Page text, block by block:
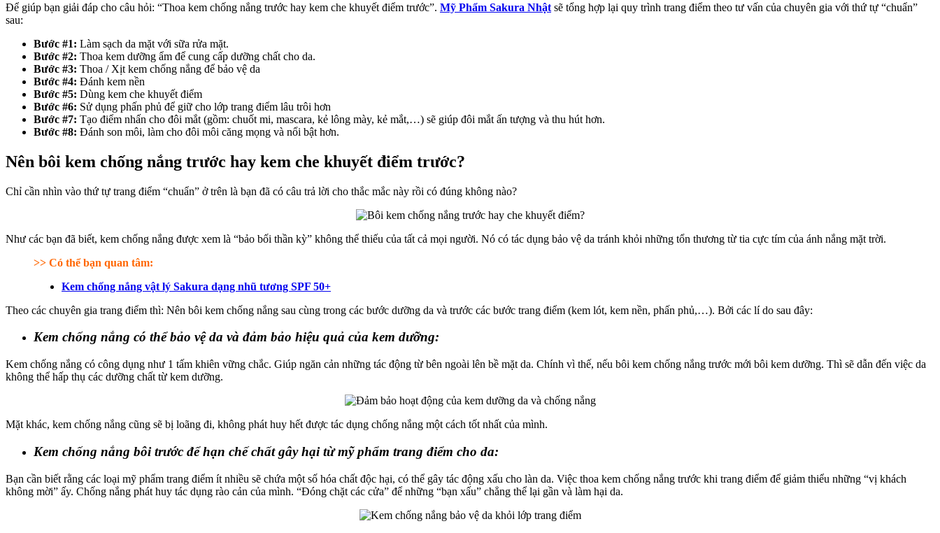
Để giúp bạn giải đáp cho câu hỏi: “Thoa kem chống nắng trước hay kem che khuyết điểm trước”. Mỹ Phẩm Sakura Nhật sẽ tổng hợp lại quy trình trang điểm theo tư vấn của chuyên gia với thứ tự “chuẩn”
sau:
Bước #1: Làm sạch da mặt với sữa rửa mặt.
Bước #2: Thoa kem dưỡng ẩm để cung cấp dưỡng chất cho da.
Bước #3: Thoa / Xịt kem chống nắng để bảo vệ da
Bước #4: Đánh kem nền
Bước #5: Dùng kem che khuyết điểm
Bước #6: Sử dụng phấn phủ để giữ cho lớp trang điểm lâu trôi hơn
Bước #7: Tạo điểm nhấn cho đôi mắt (gồm: chuốt mi, mascara, kẻ lông mày, kẻ mắt,…) sẽ giúp đôi mắt ấn tượng và thu hút hơn.
Bước #8: Đánh son môi, làm cho đôi môi căng mọng và nổi bật hơn.
Nên bôi kem chống nắng trước hay kem che khuyết điểm trước?
Chỉ cần nhìn vào thứ tự trang điểm “chuẩn” ở trên là bạn đã có câu trả lời cho thắc mắc này rồi có đúng không nào?
Như các bạn đã biết, kem chống nắng được xem là “bảo bối thần kỳ” không thể thiếu của tất cả mọi người. Nó có tác dụng bảo vệ da tránh khỏi những tổn thương từ tia cực tím của ánh nắng mặt trời.
>> Có thể bạn quan tâm:
Kem chống nắng vật lý Sakura dạng nhũ tương SPF 50+
Theo các chuyên gia trang điểm thì: Nên bôi kem chống nắng sau cùng trong các bước dưỡng da và trước các bước trang điểm (kem lót, kem nền, phấn phủ,…). Bởi các lí do sau đây:
Kem chống nắng có thể bảo vệ da và đảm bảo hiệu quả của kem dưỡng:
Kem chống nắng có công dụng như 1 tấm khiên vững chắc. Giúp ngăn cản những tác động từ bên ngoài lên bề mặt da. Chính vì thế, nếu bôi kem chống nắng trước mới bôi kem dưỡng. Thì sẽ dẫn đến việc da
không thể hấp thụ các dưỡng chất từ kem dưỡng.
Mặt khác, kem chống nắng cũng sẽ bị loãng đi, không phát huy hết được tác dụng chống nắng một cách tốt nhất của mình.
Kem chống nắng bôi trước để hạn chế chất gây hại từ mỹ phẩm trang điểm cho da:
Bạn cần biết rằng các loại mỹ phẩm trang điểm ít nhiều sẽ chứa một số hóa chất độc hại, có thể gây tác động xấu cho làn da. Việc thoa kem chống nắng trước khi trang điểm để giảm thiểu những “vị khách
không mời” ấy. Chống nắng phát huy tác dụng rào cản của mình. “Đóng chặt các cửa” để những “bạn xấu” chẳng thể lại gần và làm hại da.